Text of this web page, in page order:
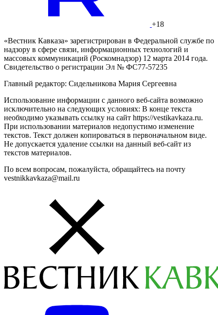
+18
«Вестник Кавказа» зарегистрирован в Федеральной службе по
надзору в сфере связи, информационных технологий и
массовых коммуникаций (Роскомнадзор) 12 марта 2014 года.
Свидетельство о регистрации Эл № ФС77-57235
Главный редактор: Сидельникова Мария Сергеевна
Использование информации с данного веб-сайта возможно
исключительно на следующих условиях: В конце текста
необходимо указывать ссылку на сайт https://vestikavkaza.ru.
При использовании материалов недопустимо изменение
текстов. Текст должен копироваться в первоначальном виде.
Не допускается удаление ссылки на данный веб-сайт из
текстов материалов.
По всем вопросам, пожалуйста, обращайтесь на почту
vestnikkavkaza@mail.ru